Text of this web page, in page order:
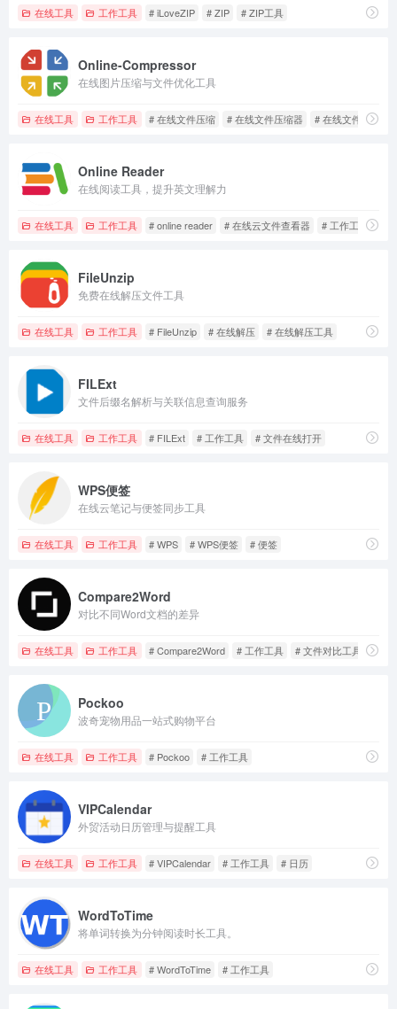
在线工具 工作工具 # iLoveZIP # ZIP # ZIP工具
Online-Compressor
在线图片压缩与文件优化工具
在线工具 工作工具 # 在线文件压缩 # 在线文件压缩器 # 在线文件压缩工
Online Reader
在线阅读工具，提升英文理解力
在线工具 工作工具 # online reader # 在线云文件查看器 # 工作工具
FileUnzip
免费在线解压文件工具
在线工具 工作工具 # FileUnzip # 在线解压 # 在线解压工具
FILExt
文件后缀名解析与关联信息查询服务
在线工具 工作工具 # FILExt # 工作工具 # 文件在线打开
WPS便签
在线云笔记与便签同步工具
在线工具 工作工具 # WPS # WPS便签 # 便签
Compare2Word
对比不同Word文档的差异
在线工具 工作工具 # Compare2Word # 工作工具 # 文件对比工具
Pockoo
波奇宠物用品一站式购物平台
在线工具 工作工具 # Pockoo # 工作工具
VIPCalendar
外贸活动日历管理与提醒工具
在线工具 工作工具 # VIPCalendar # 工作工具 # 日历
WordToTime
将单词转换为分钟阅读时长工具。
在线工具 工作工具 # WordToTime # 工作工具